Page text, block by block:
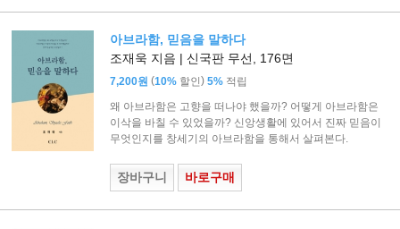
아브라함, 믿음을 말하다
조재욱 지음 | 신국판 무선, 176면
7,200원 (10% 할인) 5% 적립
왜 아브라함은 고향을 떠나야 했을까? 어떻게 아브라함은
이삭을 바칠 수 있었을까? 신앙생활에 있어서 진짜 믿음이
무엇인지를 창세기의 아브라함을 통해서 살펴본다.
장바구니 바로구매